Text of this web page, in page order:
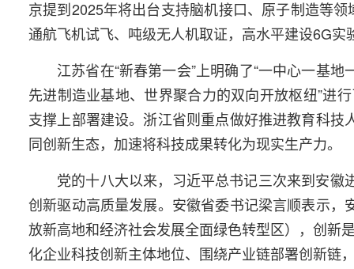
京提到2025年将出台支持脑机接口、原子制造等
通航飞机试飞、吨级无人机取证，高水平建设6G实
江苏省在“新春第一会”上明确了“一中心一基
先进制造业基地、世界聚合力的双向开放枢纽”进
支撑上部署建设。浙江省则重点做好推进教育科技
同创新生态，加速将科技成果转化为现实生产力。
党的十八大以来，习近平总书记三次来到安徽
创新驱动高质量发展。安徽省委书记梁言顺表示，
放新高地和经济社会发展全面绿色转型区），创新
化企业科技创新主体地位、围绕产业链部署创新链